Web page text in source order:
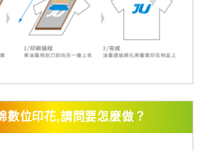
數位印花,請問要怎麼做？